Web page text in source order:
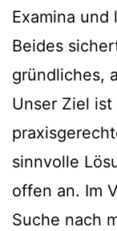
Examina und
Beides
gründliches,
Unser Ziel
sinnvolle
offen an. Im
Suche nach